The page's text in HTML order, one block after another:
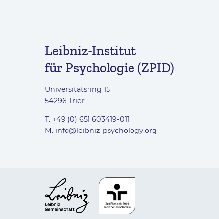
Leibniz-Institut
für Psychologie (ZPID)
Universitätsring 15
54296 Trier
T. +49 (0) 651 603419-011
M. info@leibniz-psychology.org